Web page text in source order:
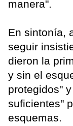
manera".
En sintonía,
seguir
dieron la
y sin el
protegidos"
suficientes"
esquemas.